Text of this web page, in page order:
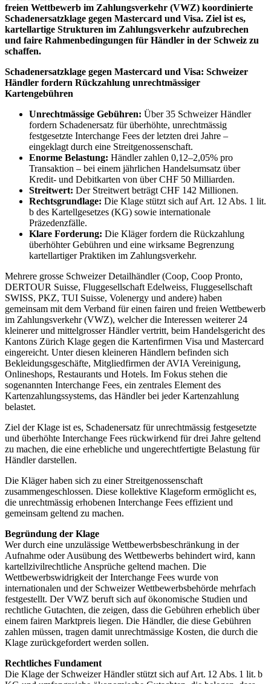
freien Wettbewerb im Zahlungsverkehr (VWZ) koordinierte
Schadenersatzklage gegen Mastercard und Visa. Ziel ist es,
kartellartige Strukturen im Zahlungsverkehr aufzubrechen
und faire Rahmenbedingungen für Händler in der Schweiz zu
schaffen.
Schadenersatzklage gegen Mastercard und Visa: Schweizer
Händler fordern Rückzahlung unrechtmässiger
Kartengebühren
Unrechtmässige Gebühren: Über 35 Schweizer Händler
fordern Schadenersatz für überhöhte, unrechtmässig
festgesetzte Interchange Fees der letzten drei Jahre –
eingeklagt durch eine Streitgenossenschaft.
Enorme Belastung: Händler zahlen 0,12–2,05% pro
Transaktion – bei einem jährlichen Handelsumsatz über
Kredit- und Debitkarten von über CHF 50 Milliarden.
Streitwert: Der Streitwert beträgt CHF 142 Millionen.
Rechtsgrundlage: Die Klage stützt sich auf Art. 12 Abs. 1 lit.
b des Kartellgesetzes (KG) sowie internationale
Präzedenzfälle.
Klare Forderung: Die Kläger fordern die Rückzahlung
überhöhter Gebühren und eine wirksame Begrenzung
kartellartiger Praktiken im Zahlungsverkehr.
Mehrere grosse Schweizer Detailhändler (Coop, Coop Pronto,
DERTOUR Suisse, Fluggesellschaft Edelweiss, Fluggesellschaft
SWISS, PKZ, TUI Suisse, Volenergy und andere) haben
gemeinsam mit dem Verband für einen fairen und freien Wettbewerb
im Zahlungsverkehr (VWZ), welcher die Interessen weiterer 24
kleinerer und mittelgrosser Händler vertritt, beim Handelsgericht des
Kantons Zürich Klage gegen die Kartenfirmen Visa und Mastercard
eingereicht. Unter diesen kleineren Händlern befinden sich
Bekleidungsgeschäfte, Mitgliedfirmen der AVIA Vereinigung,
Onlineshops, Restaurants und Hotels. Im Fokus stehen die
sogenannten Interchange Fees, ein zentrales Element des
Kartenzahlungssystems, das Händler bei jeder Kartenzahlung
belastet.
Ziel der Klage ist es, Schadenersatz für unrechtmässig festgesetzte
und überhöhte Interchange Fees rückwirkend für drei Jahre geltend
zu machen, die eine erhebliche und ungerechtfertigte Belastung für
Händler darstellen.
Die Kläger haben sich zu einer Streitgenossenschaft
zusammengeschlossen. Diese kollektive Klageform ermöglicht es,
die unrechtmässig erhobenen Interchange Fees effizient und
gemeinsam geltend zu machen.
Begründung der Klage
Wer durch eine unzulässige Wettbewerbsbeschränkung in der
Aufnahme oder Ausübung des Wettbewerbs behindert wird, kann
kartellzivilrechtliche Ansprüche geltend machen. Die
Wettbewerbswidrigkeit der Interchange Fees wurde von
internationalen und der Schweizer Wettbewerbsbehörde mehrfach
festgestellt. Der VWZ beruft sich auf ökonomische Studien und
rechtliche Gutachten, die zeigen, dass die Gebühren erheblich über
einem fairen Marktpreis liegen. Die Händler, die diese Gebühren
zahlen müssen, tragen damit unrechtmässige Kosten, die durch die
Klage zurückgefordert werden sollen.
Rechtliches Fundament
Die Klage der Schweizer Händler stützt sich auf Art. 12 Abs. 1 lit. b